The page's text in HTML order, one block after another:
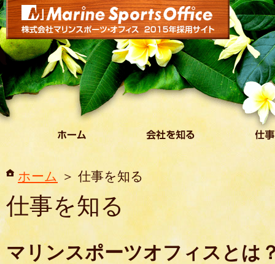
ホーム 仕事を知る
仕事を知る
マリンスポーツオフィスとは